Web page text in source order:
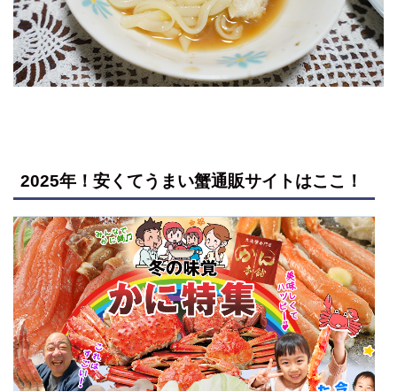
2025年！安くてうまい蟹通販サイトはここ！